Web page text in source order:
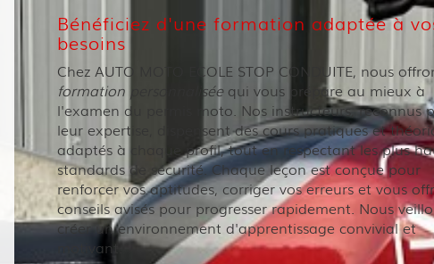
Bénéficiez d'une formation adaptée à
besoins
Chez AUTO MOTO ECOLE STOP CONDUITE, nous
formation personnaliséequi vous prépare au mieux à
l'examen du permis moto. Nos instructeurs, reconnus
leur expertise, dispensent des cours pratiques et
adaptés à chaque profil, tout en respectant les plus
standards de sécurité. Chaque leçon est conçue pour
renforcer vos aptitudes, corriger vos erreurs et vous
conseils avisés pour progresser rapidement. Nous
créer un environnement d'apprentissage convivial et
motivant.